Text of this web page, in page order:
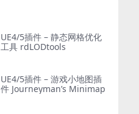
UE4/5插件 – 静态网格优化
工具 rdLODtools
UE4/5插件 – 游戏小地图插
件 Journeyman’s Minimap